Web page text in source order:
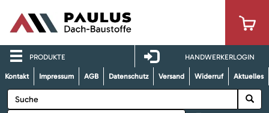
PRODUKTE HANDWERKERLOGIN
Kontakt Impressum AGB Datenschutz Versand Widerruf Aktuelles